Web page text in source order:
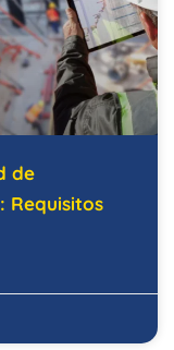
de
Requisitos